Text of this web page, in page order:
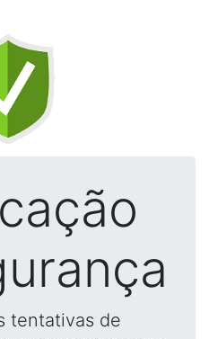
tentativas de